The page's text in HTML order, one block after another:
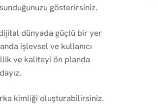
gösterirsiniz.
dünyada güçlü bir yer
işlevsel ve kullanıcı
ve kaliteyi ön planda
kimliği oluşturabilirsiniz.